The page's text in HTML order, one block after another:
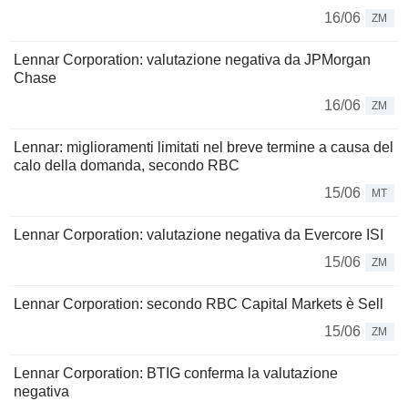
16/06
ZM
Lennar Corporation: valutazione negativa da JPMorgan
Chase
16/06
ZM
Lennar: miglioramenti limitati nel breve termine a causa del
calo della domanda, secondo RBC
15/06
MT
Lennar Corporation: valutazione negativa da Evercore ISI
15/06
ZM
Lennar Corporation: secondo RBC Capital Markets è Sell
15/06
ZM
Lennar Corporation: BTIG conferma la valutazione
negativa